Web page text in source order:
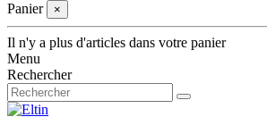
Panier
×
Il n'y a plus d'articles dans votre panier
Menu
Rechercher